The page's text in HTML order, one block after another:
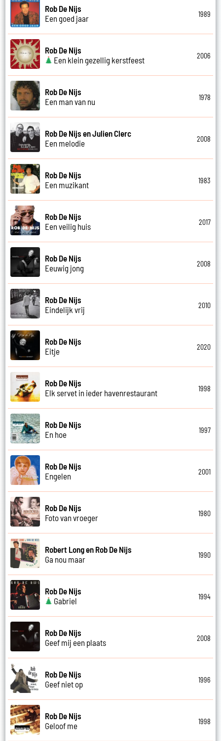
Rob De Nijs
Een goed jaar
1989
Rob De Nijs
Een klein gezellig kerstfeest
2006
Rob De Nijs
Een man van nu
1978
Rob De Nijs en Julien Clerc
Een melodie
2008
Rob De Nijs
Een muzikant
1983
Rob De Nijs
Een veilig huis
2017
Rob De Nijs
Eeuwig jong
2008
Rob De Nijs
Eindelijk vrij
2010
Rob De Nijs
Eitje
2020
Rob De Nijs
Elk servet in ieder havenrestaurant
1998
Rob De Nijs
En hoe
1997
Rob De Nijs
Engelen
2001
Rob De Nijs
Foto van vroeger
1980
Robert Long en Rob De Nijs
Ga nou maar
1990
Rob De Nijs
Gabriel
1994
Rob De Nijs
Geef mij een plaats
2008
Rob De Nijs
Geef niet op
1996
Rob De Nijs
Geloof me
1998